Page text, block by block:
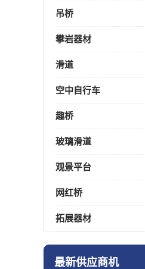
吊桥
攀岩器材
滑道
空中自行车
趣桥
玻璃滑道
观景平台
网红桥
拓展器材
最新供应商机